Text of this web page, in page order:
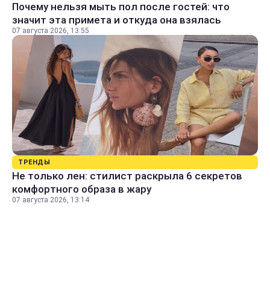
Почему нельзя мыть пол после гостей: что
значит эта примета и откуда она взялась
07 августа 2026, 13:55
ТРЕНДЫ
Не только лен: стилист раскрыла 6 секретов
комфортного образа в жару
07 августа 2026, 13:14